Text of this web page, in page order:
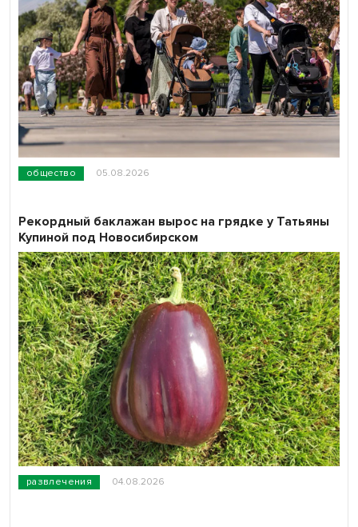
общество 05.08.2026
развлечения 04.08.2026
Рекордный баклажан вырос на грядке у Татьяны
Купиной под Новосибирском